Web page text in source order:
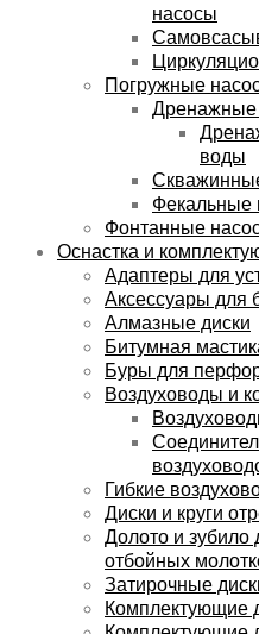
насосы
Погружные
Дренажные
воды
Фекальные
Фонтанные
Оснастка и
Адаптеры для
Аксессуары для
Алмазные диски
Битумная
Буры для
Воздуховоды и
Гибкие
Диски и круги
Долото и
отбойных
Затирочные
Комплектующие